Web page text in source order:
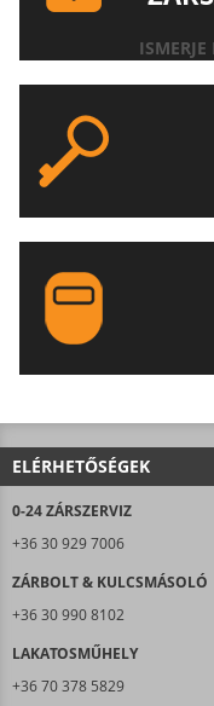
ELÉRHETŐSÉGEK
0-24 ZÁRSZERVIZ
+36 30 929 7006
ZÁRBOLT & KULCSMÁSOLÓ
+36 30 990 8102
LAKATOSMŰHELY
+36 70 378 5829